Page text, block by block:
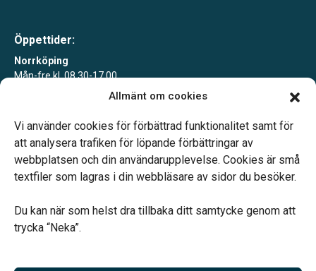
Allmänt om cookies
Vi använder cookies för förbättrad funktionalitet samt för
att analysera trafiken för löpande förbättringar av
webbplatsen och din användarupplevelse. Cookies är små
textfiler som lagras i din webbläsare av sidor du besöker.
Du kan när som helst dra tillbaka ditt samtycke genom att
trycka “Neka”.
Öppettider:
Norrköping
Mån-fre kl. 08.30-17.00
Tisdagar 10-15 eller enligt överenskommelse
Vårt systerbolag Verahill hjälper dig med familjejuridiken –